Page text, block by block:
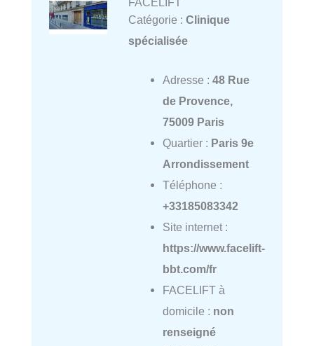
Catégorie : Clinique
spécialisée
Adresse : 48 Rue
de Provence,
75009 Paris
Quartier : Paris 9e
Arrondissement
Téléphone :
+33185083342
Site internet :
https://www.facelift-
bbt.com/fr
FACELIFT à
domicile : non
renseigné